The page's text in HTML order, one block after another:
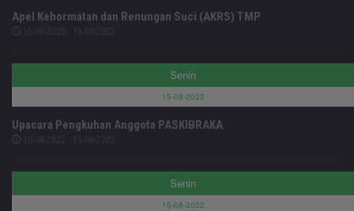
Apel Kehormatan dan Renungan Suci (AKRS) TMP
Senin
15-08-2022
Upacara Pengkuhan Anggota PASKIBRAKA
Senin
15-08-2022